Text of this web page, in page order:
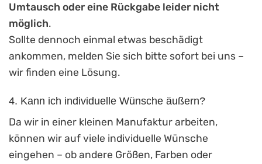
Umtausch oder eine Rückgabe leider nicht
möglich.
Sollte dennoch einmal etwas beschädigt
ankommen, melden Sie sich bitte sofort bei uns –
wir finden eine Lösung.
4. Kann ich individuelle Wünsche äußern?
Da wir in einer kleinen Manufaktur arbeiten,
können wir auf viele individuelle Wünsche
eingehen – ob andere Größen, Farben oder